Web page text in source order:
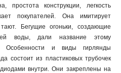
простота конструкции, легкость
покупателей. Она имитирует
Бегущие огоньки, создающие
воды, дали название этому
Особенности и виды гирлянды
состоит из пластиковых трубочек
внутри. Они закреплены на